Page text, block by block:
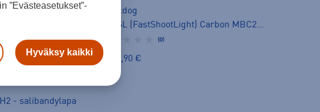
- salibandylapa
Oxdog
FSL (FastShootLight) Carbon MBC2 Smoke grey/gold lapa - salibandylapa
(0)
32,90 €
”Evästeasetukset”-
Hyväksy kaikki